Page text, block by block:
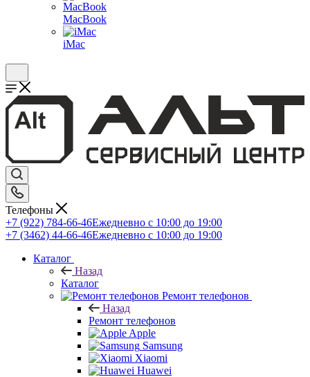
MacBook
iMac
Телефоны
+7 (922) 784-66-46Ежедневно с 10:00 до 19:00
+7 (3462) 44-66-46Ежедневно с 10:00 до 19:00
Каталог
Назад
Каталог
Ремонт телефонов
Назад
Ремонт телефонов
Apple
Samsung
Xiaomi
Huawei